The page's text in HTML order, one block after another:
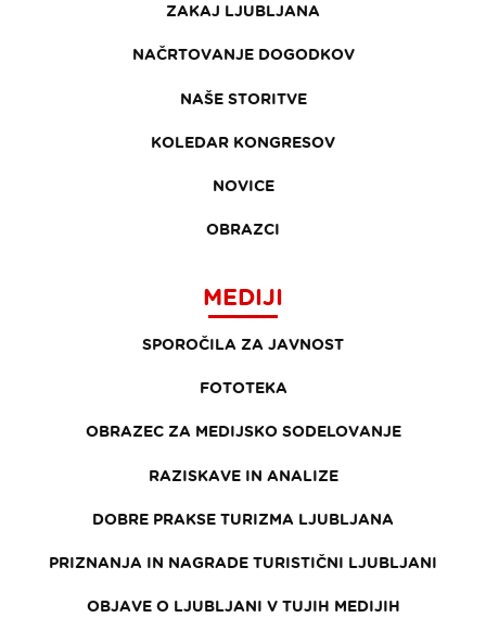
ZAKAJ LJUBLJANA
NAČRTOVANJE DOGODKOV
NAŠE STORITVE
KOLEDAR KONGRESOV
NOVICE
OBRAZCI
MEDIJI
SPOROČILA ZA JAVNOST
FOTOTEKA
OBRAZEC ZA MEDIJSKO SODELOVANJE
RAZISKAVE IN ANALIZE
DOBRE PRAKSE TURIZMA LJUBLJANA
PRIZNANJA IN NAGRADE TURISTIČNI LJUBLJANI
OBJAVE O LJUBLJANI V TUJIH MEDIJIH